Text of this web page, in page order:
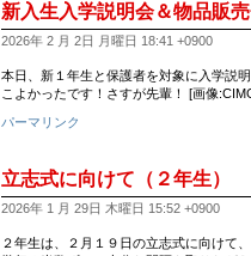
新入生入学説明会＆物品販
2026年 2 月 2日 月曜日 18:41 +0900
本日、新１年生と保護者を対象に入学説
こよかったです！さすが先輩！ [画像
パーマリンク
立志式に向けて（２年生）
2026年 1 月 29日 木曜日 15:52 +0900
２年生は、２月１９日の立志式に向けて